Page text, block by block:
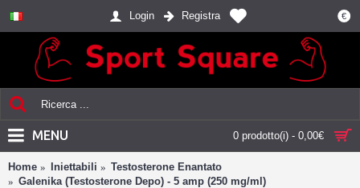
€
Login Registra
0 prodotto(i) - 0,00€
MENU
Home Iniettabili
Testosterone Enantato
Galenika (Testosterone Depo) - 5 amp (250 mg/ml)